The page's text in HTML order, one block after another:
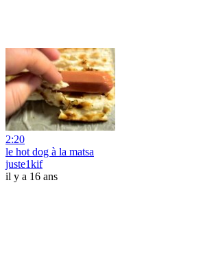
2:20
le hot dog à la matsa
juste1kif
il y a 16 ans